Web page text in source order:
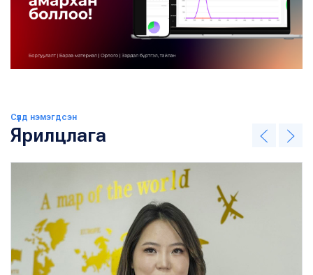
Сүүлд нэмэгдсэн
Ярилцлага